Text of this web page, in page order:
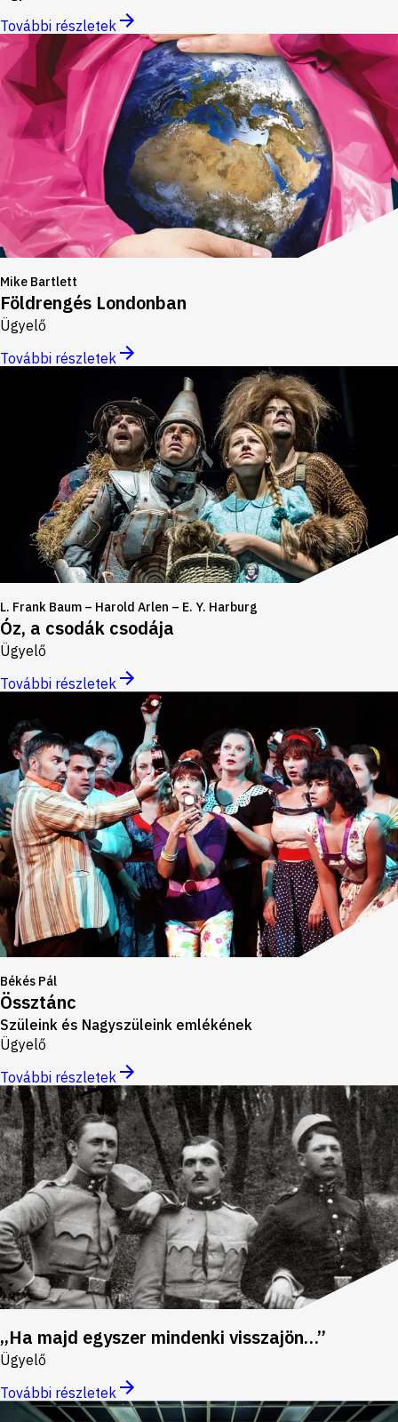
További részletek
Mike Bartlett
Földrengés Londonban
Ügyelő
További részletek
L. Frank Baum – Harold Arlen – E. Y. Harburg
Óz, a csodák csodája
Ügyelő
További részletek
Békés Pál
Össztánc
Szüleink és Nagyszüleink emlékének
Ügyelő
További részletek
„Ha majd egyszer mindenki visszajön…”
Ügyelő
További részletek